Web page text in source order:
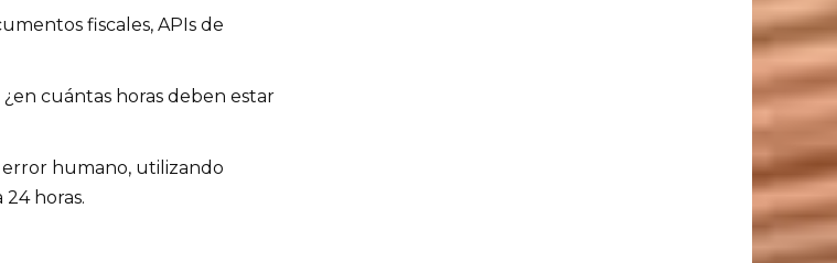
fiscales, APIs de
cuántas horas deben estar
humano, utilizando
horas.